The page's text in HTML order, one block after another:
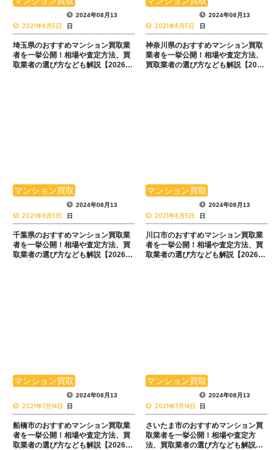
2021年8月5日
2024年08月13
日
埼玉県のおすすめマンション買取業
者を一挙公開！相場や査定方法、買
取業者の選び方なども解説【2026年
2021年8月5日
2024年08月13
日
神奈川県のおすすめマンション買取
業者を一挙公開！相場や査定方法、
買取業者の選び方なども解説【2026
マンション買取
2021年8月5日
2024年08月13
日
千葉県のおすすめマンション買取業
者を一挙公開！相場や査定方法、買
取業者の選び方なども解説【2026年
マンション買取
2021年8月5日
2024年08月13
日
川口市のおすすめマンション買取業
者を一挙公開！相場や査定方法、買
取業者の選び方なども解説【2026年
マンション買取
2021年7月14日
2024年08月13
日
船橋市のおすすめマンション買取業
者を一挙公開！相場や査定方法、買
取業者の選び方なども解説【2026年
マンション買取
2021年7月14日
2024年08月13
日
さいたま市のおすすめマンション買
取業者を一挙公開！相場や査定方
法、買取業者の選び方なども解説